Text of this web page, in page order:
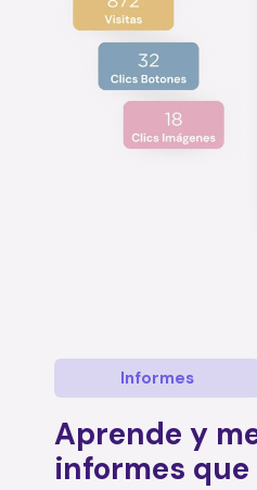
Informes
Aprende y
informes